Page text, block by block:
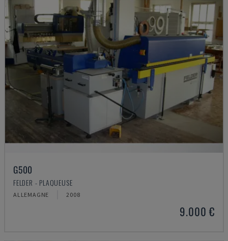
G500
FELDER - PLAQUEUSE
ALLEMAGNE 2008
9.000 €